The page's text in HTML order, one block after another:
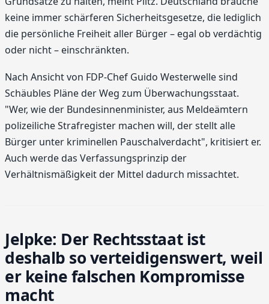
keine immer schärferen Sicherheitsgesetze, die lediglich
die persönliche Freiheit aller Bürger – egal ob verdächtig
oder nicht – einschränkten.
Nach Ansicht von FDP-Chef Guido Westerwelle sind
Schäubles Pläne der Weg zum Überwachungsstaat.
"Wer, wie der Bundesinnenminister, aus Meldeämtern
polizeiliche Strafregister machen will, der stellt alle
Bürger unter kriminellen Pauschalverdacht", kritisiert er.
Auch werde das Verfassungsprinzip der
Verhältnismäßigkeit der Mittel dadurch missachtet.
Jelpke: Der Rechtsstaat ist
deshalb so verteidigenswert, weil
er keine falschen Kompromisse
macht